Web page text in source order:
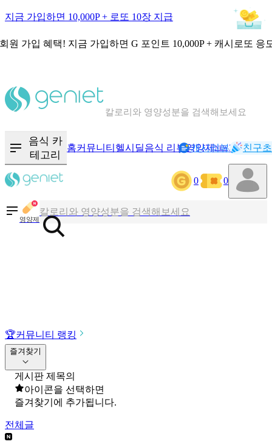
지금 가입하면 10,000P + 로또 10장 지급
원 가입 혜택! 지금 가입하면 G 포인트 10,000P + 캐시로또 응
혈당 · 다이어트 음식 검색해보세요
음식 카
테고리
홈커뮤니티 헬시딜음식 리뷰영양제NEW기록
캐시리뷰 친구
0 0
영양제
칼로리와 영양성분을 검색해보세요
혈당 · 다이어트 음식 검색해보세요
음식 · 영양제 리뷰를 찾아보세요
🏆커뮤니티 랭킹
즐겨찾기
게시판 제목의
아이콘을 선택하면
즐겨찾기에 추가됩니다.
전체글